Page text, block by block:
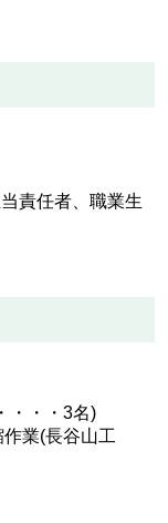
責任者、職業生
・・・3名)
業(長谷山工